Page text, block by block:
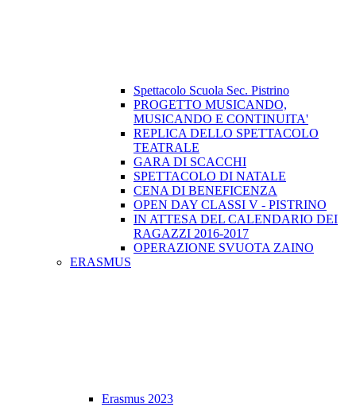
Spettacolo Scuola Sec. Pistrino
PROGETTO MUSICANDO,
MUSICANDO E CONTINUITA'
REPLICA DELLO SPETTACOLO
TEATRALE
GARA DI SCACCHI
SPETTACOLO DI NATALE
CENA DI BENEFICENZA
OPEN DAY CLASSI V - PISTRINO
IN ATTESA DEL CALENDARIO DEI
RAGAZZI 2016-2017
OPERAZIONE SVUOTA ZAINO
ERASMUS
Erasmus 2023